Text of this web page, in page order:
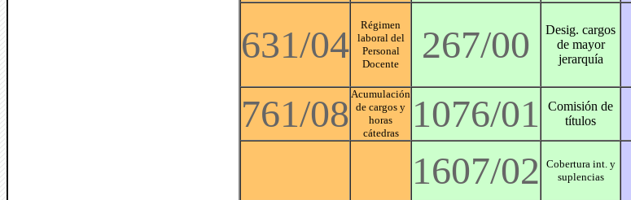
631/04
Régimen
laboral del
Personal
Docente
267/00
Desig. cargos
de mayor
jerarquía
761/08 Acumulación
de cargos y
horas
cátedras
1076/01
Comisión de
títulos
1607/02
Cobertura int. y
suplencias